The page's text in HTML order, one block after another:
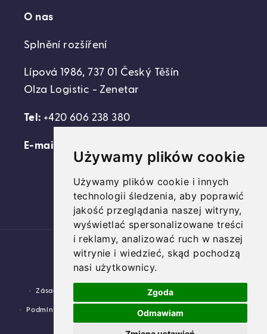
Używamy plików cookie
Używamy plików cookie i innych
technologii śledzenia, aby poprawić
jakość przeglądania naszej witryny,
wyświetlać spersonalizowane treści
i reklamy, analizować ruch w naszej
witrynie i wiedzieć, skąd pochodzą
nasi użytkownicy.
Zgoda
Odmawiam
O nas
Splnění rozšíření
Lípová 1986, 737 01 Český Těšín
Olza Logistic - Zenetar
Tel: +420 606 238 380
E-mail:
FacebookInstagramYouTube
Platební
metody
Domovideni.cz Využívá Shopify.
Zásady ochrany osobních údajů Zásady vrácení peněz
Podmínky služby Zásady pro doručování